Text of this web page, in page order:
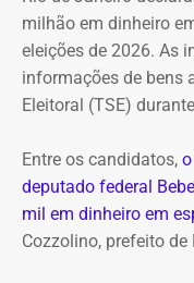
tributo no momento
algo que nunca foi
*Com informações do
milhão em dinheiro
eleições de 2026. As
informações de bens
Eleitoral (TSE)
Entre os candidatos,
deputado federal
mil em dinheiro em
Cozzolino, prefeito